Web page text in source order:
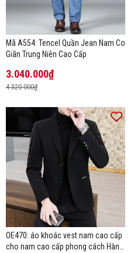
Mã A554: Tencel Quần Jean Nam Co
Giãn Trung Niên Cao Cấp
3.040.000₫
4.320.000₫
OE470: áo khoác vest nam cao cấp
cho nam cao cấp phong cách Hàn